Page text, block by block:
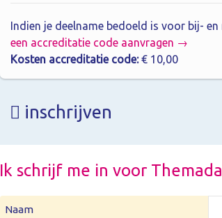
Indien je deelname bedoeld is voor bij-
een accreditatie code aanvragen →
Kosten accreditatie code:€ 10,00
inschrijven
Ik schrijf me in voor
Naam